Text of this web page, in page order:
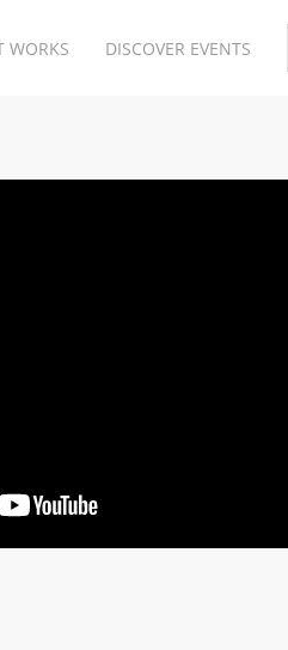
WORKS DISCOVER EVENTS